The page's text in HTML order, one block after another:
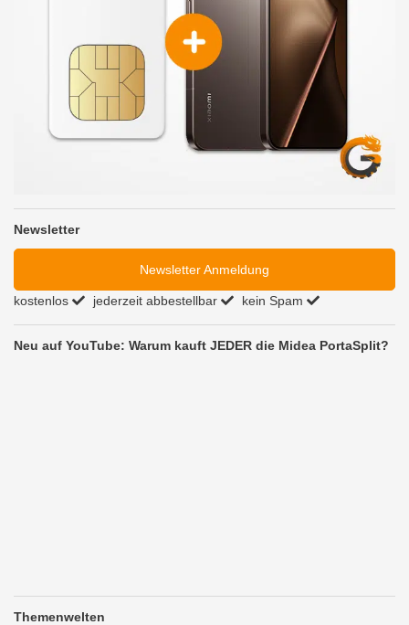
Newsletter
Newsletter Anmeldung
kostenlos jederzeit abbestellbar kein Spam
Neu auf YouTube: Warum kauft JEDER die Midea PortaSplit?
Themenwelten